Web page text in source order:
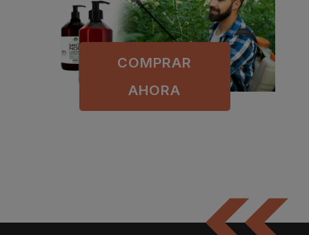
COMPRAR
AHORA